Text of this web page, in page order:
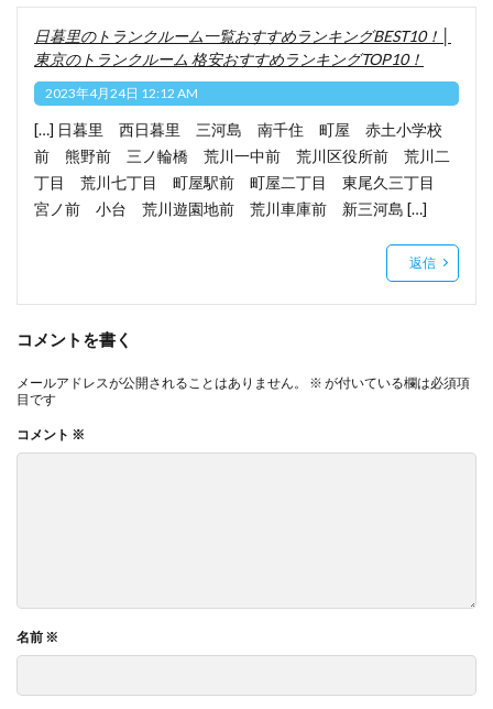
日暮里のトランクルーム一覧おすすめランキングBEST10！│
東京のトランクルーム 格安おすすめランキングTOP10！
2023年4月24日 12:12 AM
[…] 日暮里 西日暮里 三河島 南千住 町屋 赤土小学校
前 熊野前 三ノ輪橋 荒川一中前 荒川区役所前 荒川二
丁目 荒川七丁目 町屋駅前 町屋二丁目 東尾久三丁目
宮ノ前 小台 荒川遊園地前 荒川車庫前 新三河島 […]
返信
コメントを書く
メールアドレスが公開されることはありません。 ※ が付いている欄は必須項
目です
コメント ※
名前 ※